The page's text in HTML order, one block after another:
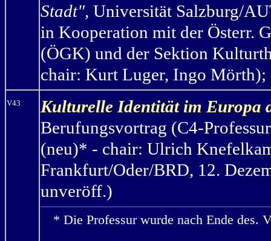
Stadt", Universität Salzburg/
in Kooperation mit der Österr.
(ÖGK) und der Sektion
chair: Kurt Luger, Ingo
V43
Kulturelle Identität im Europa
Berufungsvortrag (C4-
(neu)* - chair: Ulrich
Frankfurt/Oder/BRD, 12.
unveröff.)
* Die Professur wurde nach Ende des.